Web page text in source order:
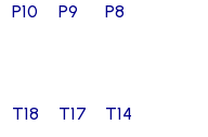
P10 P9 P8
T18 T17 T14